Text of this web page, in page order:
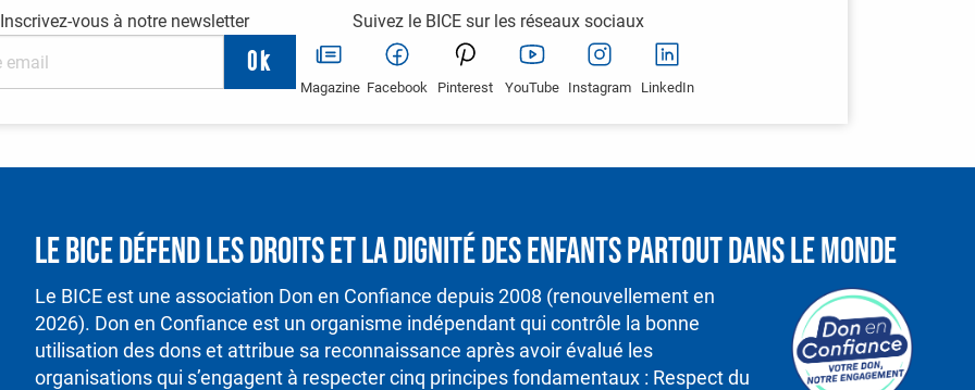
Inscrivez-vous à notre newsletter Suivez le BICE sur les réseaux sociaux
Magazine Facebook Pinterest YouTube Instagram LinkedIn
Le BICE défend les droits et la dignité des enfants partout dans le monde
Le BICE est une association Don en Confiance depuis 2008 (renouvellement en
2026). Don en Confiance est un organisme indépendant qui contrôle la bonne
utilisation des dons et attribue sa reconnaissance après avoir évalué les
organisations qui s’engagent à respecter cinq principes fondamentaux : Respect du